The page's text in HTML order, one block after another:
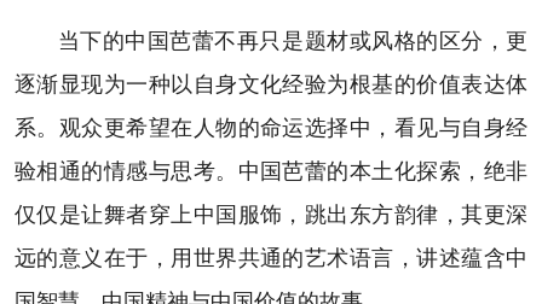
当下的中国芭蕾不再只是题材或风格的区分，更
逐渐显现为一种以自身文化经验为根基的价值表达体
系。观众更希望在人物的命运选择中，看见与自身经
验相通的情感与思考。中国芭蕾的本土化探索，绝非
仅仅是让舞者穿上中国服饰，跳出东方韵律，其更深
远的意义在于，用世界共通的艺术语言，讲述蕴含中